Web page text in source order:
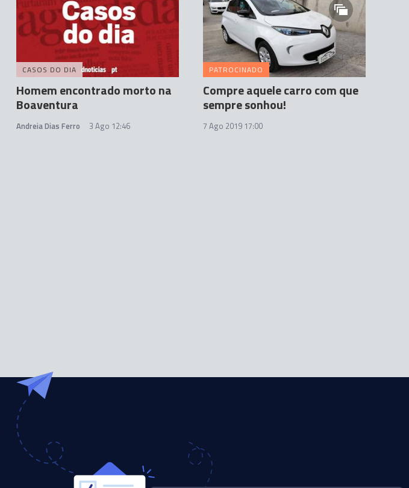
CASOS DO DIA
Homem encontrado morto na
Boaventura
Andreia Dias Ferro 3 Ago 12:46
PATROCINADO
Compre aquele carro com que
sempre sonhou!
7 Ago 2019 17:00